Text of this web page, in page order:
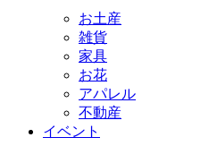
お土産
雑貨
家具
お花
アパレル
不動産
イベント